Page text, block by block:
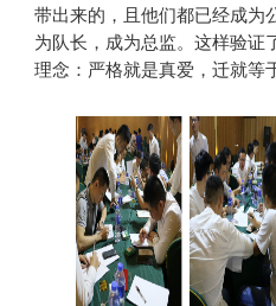
带出来的，且他们都已经成为
为队长，成为总监。这样验证
理念：严格就是真爱，迁就等